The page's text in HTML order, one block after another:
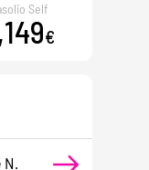
Self
€